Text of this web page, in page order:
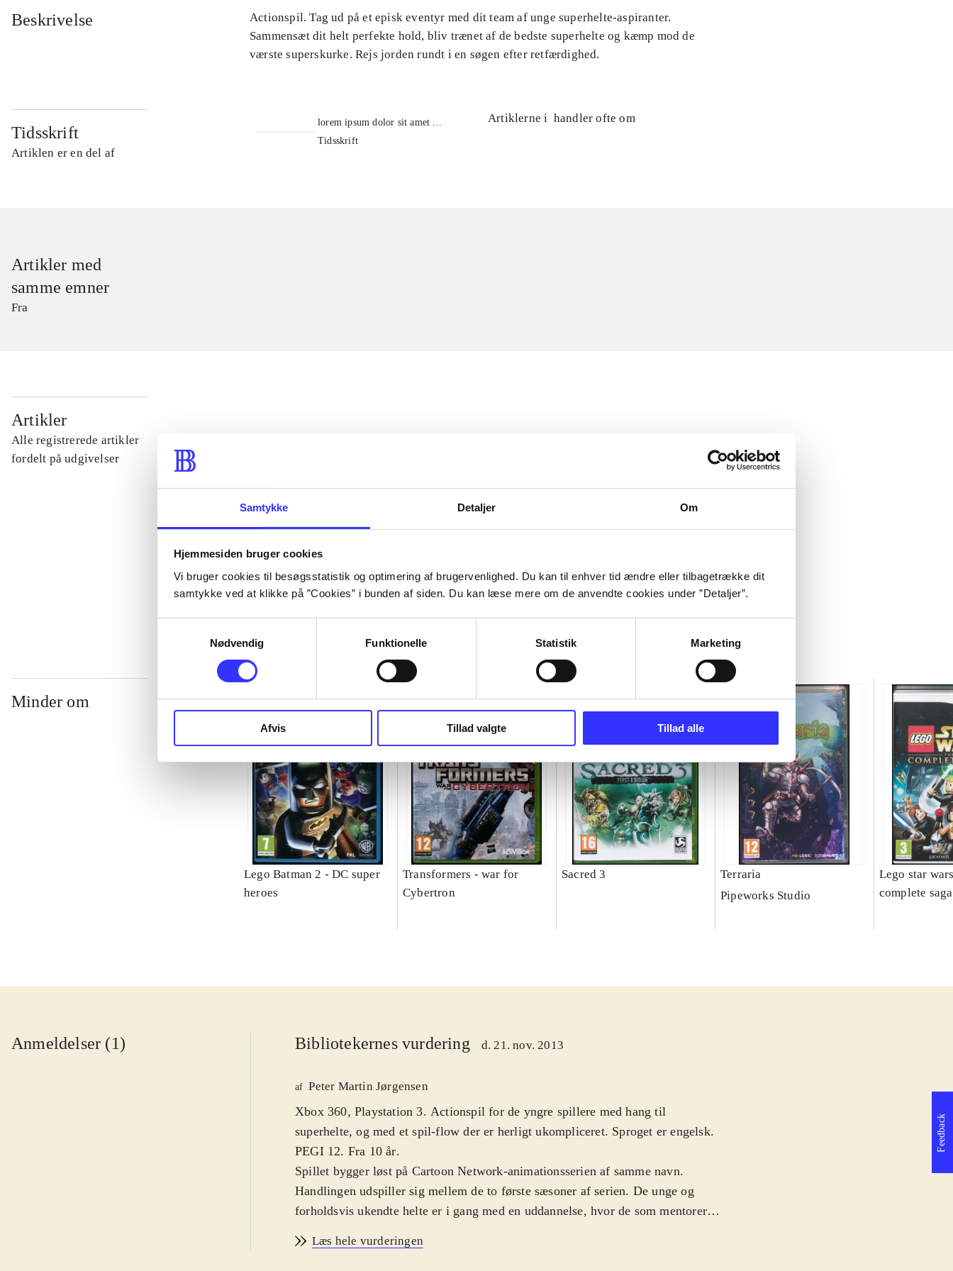
Samtykke Detaljer Om
Hjemmesiden bruger cookies
Vi bruger cookies til besøgsstatistik og optimering af brugervenlighed. Du kan til enhver tid ændre eller tilbagetrække dit
samtykke ved at klikke på ”Cookies” i bunden af siden. Du kan læse mere om de anvendte cookies under ”Detaljer”.
Nødvendig
Funktionelle Statistik Marketing
Afvis Tillad valgte Tillad alle
Beskrivelse
Actionspil. Tag ud på et episk eventyr med dit team af unge superhelte-aspiranter.
Sammensæt dit helt perfekte hold, bliv trænet af de bedste superhelte og kæmp mod de
værste superskurke. Rejs jorden rundt i en søgen efter retfærdighed.
Tidsskrift
Artiklen er en del af
lorem ipsum dolor sit amet ...
Tidsskrift
Artiklerne i handler ofte om
Artikler med
samme emner
Fra
Artikler
Alle registrerede artikler
fordelt på udgivelser
...
Minder om
Lego Batman 2 - DC super
heroes
Transformers - war for
Cybertron
Sacred 3
Terraria
Pipeworks Studio
Lego star
complete saga
Anmeldelser (1) Bibliotekernes vurdering d. 21. nov. 2013
af Peter Martin Jørgensen
Xbox 360, Playstation 3. Actionspil for de yngre spillere med hang til
superhelte, og med et spil-flow der er herligt ukompliceret. Sproget er engelsk.
PEGI 12. Fra 10 år.
Spillet bygger løst på Cartoon Network-animationsserien af samme navn.
Handlingen udspiller sig mellem de to første sæsoner af serien. De unge og
forholdsvis ukendte helte er i gang med en uddannelse, hvor de som mentorer
ekspedition, og det er Young Justices opgave at finde hende. Et ungt team af
Læs hele vurderingen
Feedback